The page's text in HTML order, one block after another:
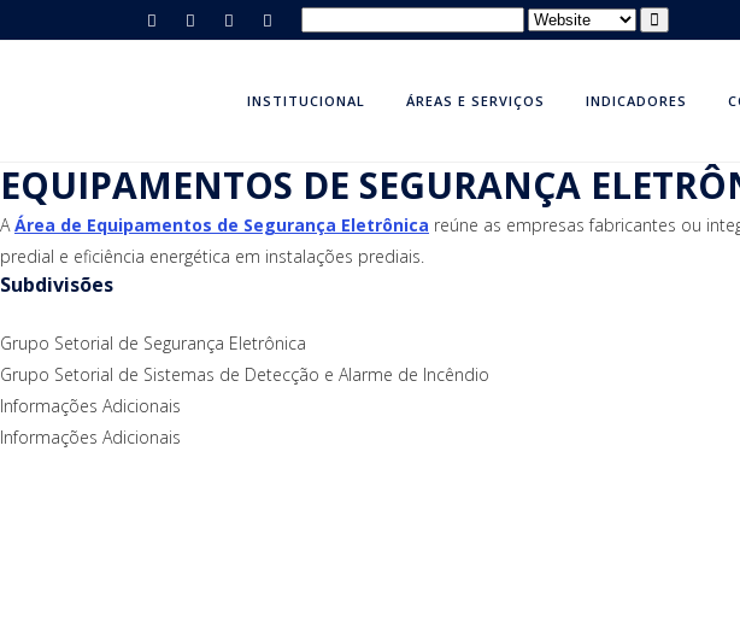
INSTITUCIONAL ÁREAS E SERVIÇOS INDICADORES
EQUIPAMENTOS DE SEGURANÇA
AÁrea de Equipamentos de Segurança Eletrônica reúne as empresas fabricantes ou
predial e eficiência energética em instalações prediais.
Subdivisões
Grupo Setorial de Segurança Eletrônica
Grupo Setorial de Sistemas de Detecção e Alarme de Incêndio
Informações Adicionais
Informações Adicionais